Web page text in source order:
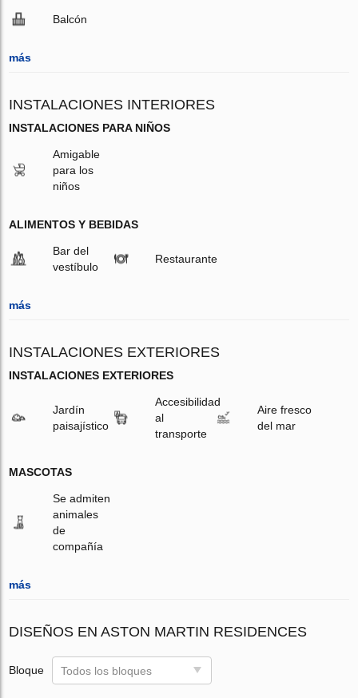
Balcón
más
INSTALACIONES INTERIORES
INSTALACIONES PARA NIÑOS
Amigable
para los
niños
ALIMENTOS Y BEBIDAS
Bar del
vestíbulo
Restaurante
más
INSTALACIONES EXTERIORES
INSTALACIONES EXTERIORES
Jardín
paisajístico
Accesibilidad
al
transporte
Aire fresco
del mar
MASCOTAS
Se admiten
animales
de
compañía
más
DISEÑOS EN ASTON MARTIN RESIDENCES
Bloque Todos los bloques